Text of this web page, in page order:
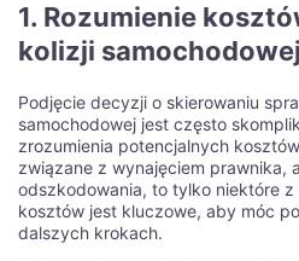
1. Rozumienie
kolizji samochodowej
Podjęcie decyzji o skierowaniu
samochodowej jest często
zrozumienia potencjalnych
związane z wynajęciem prawnika,
odszkodowania, to tylko niektóre
kosztów jest kluczowe, aby móc
dalszych krokach.